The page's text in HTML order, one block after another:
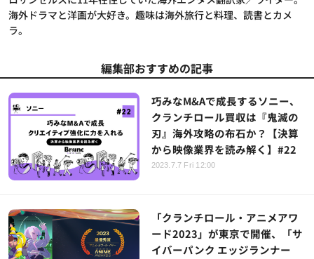
海外ドラマと洋画が大好き。趣味は海外旅行と料理、読書とカメ
ラ。
編集部おすすめの記事
巧みなM&Aで成長するソニー、
クランチロール買収は『鬼滅の
刃』海外攻略の布石か？【決算
から映像業界を読み解く】#22
2023.7.7 Fri 12:00
「クランチロール・アニメアワ
ード2023」が東京で開催、「サ
イバーパンク エッジランナー